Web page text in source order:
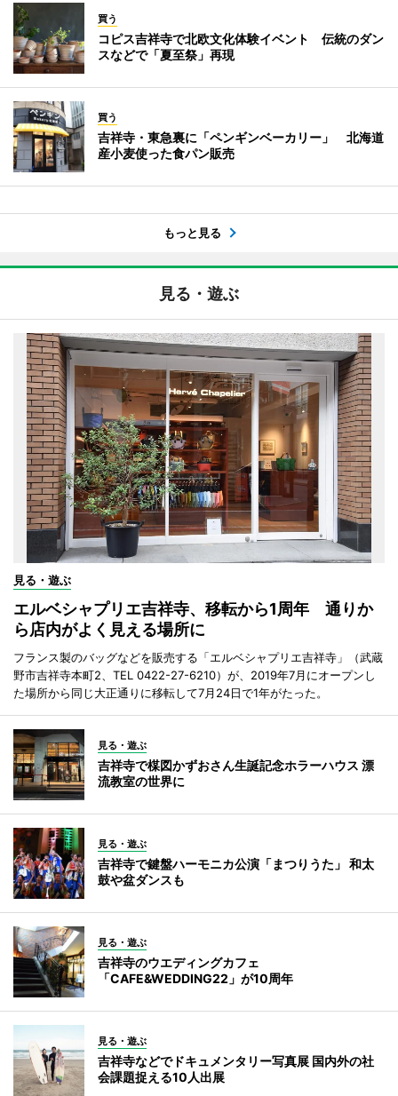
買う
コピス吉祥寺で北欧文化体験イベント 伝統のダン
スなどで「夏至祭」再現
買う
吉祥寺・東急裏に「ペンギンベーカリー」 北海道
産小麦使った食パン販売
もっと見る
見る・遊ぶ
見る・遊ぶ
エルベシャプリエ吉祥寺、移転から1周年 通りか
ら店内がよく見える場所に
フランス製のバッグなどを販売する「エルベシャプリエ吉祥寺」（武蔵
野市吉祥寺本町2、TEL 0422-27-6210）が、2019年7月にオープンし
た場所から同じ大正通りに移転して7月24日で1年がたった。
見る・遊ぶ
吉祥寺で楳図かずおさん生誕記念ホラーハウス 漂
流教室の世界に
見る・遊ぶ
吉祥寺で鍵盤ハーモニカ公演「まつりうた」 和太
鼓や盆ダンスも
見る・遊ぶ
吉祥寺のウエディングカフェ
「CAFE&WEDDING22」が10周年
見る・遊ぶ
吉祥寺などでドキュメンタリー写真展 国内外の社
会課題捉える10人出展